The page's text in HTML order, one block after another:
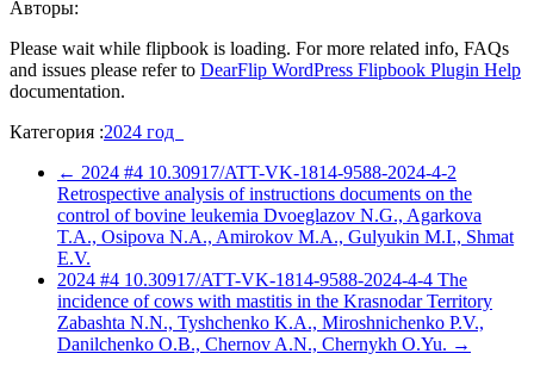
Авторы:
Please wait while flipbook is loading. For more related info, FAQs
and issues please refer to DearFlip WordPress Flipbook Plugin Help
documentation.
Категория :2024 год
← 2024 #4 10.30917/ATT-VK-1814-9588-2024-4-2
Retrospective analysis of instructions documents on the
control of bovine leukemia Dvoeglazov N.G., Agarkova
T.A., Osipova N.A., Amirokov M.A., Gulyukin M.I., Shmat
E.V.
2024 #4 10.30917/ATT-VK-1814-9588-2024-4-4 The
incidence of cows with mastitis in the Krasnodar Territory
Zabashta N.N., Tyshchenko K.A., Miroshnichenko P.V.,
Danilchenko O.B., Chernov A.N., Chernykh O.Yu. →